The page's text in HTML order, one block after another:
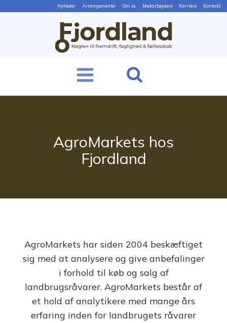
Nyheder Arrangementer Om os Medarbejdere Karriere Kontakt
AgroMarkets hos
Fjordland
AgroMarkets har siden 2004 beskæftiget
sig med at analysere og give anbefalinger
i forhold til køb og salg af
landbrugsråvarer. AgroMarkets består af
et hold af analytikere med mange års
erfaring inden for landbrugets råvarer